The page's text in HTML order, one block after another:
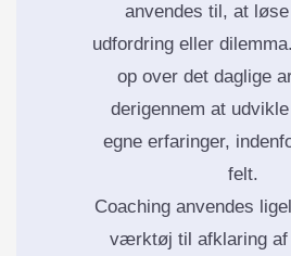
anvendes til, at
udfordring eller
op over det daglige
derigennem at
egne erfaringer,
felt.
Coaching anvendes
værktøj til afklaring af